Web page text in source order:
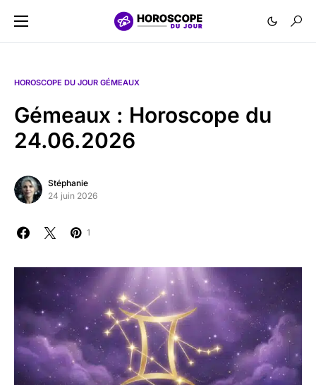
HOROSCOPE DU JOUR GÉMEAUX
Gémeaux : Horoscope du
24.06.2026
Stéphanie
24 juin 2026
1